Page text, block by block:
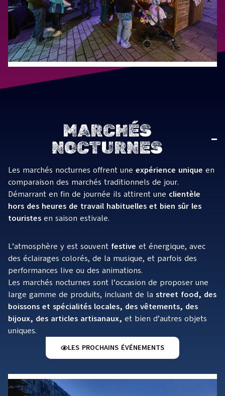
MARCHÉS
NOCTURNES
Les marchés nocturnes offrent une expérience unique en
comparaison des marchés traditionnels de jour.
Démarrant en fin de journée ils attirent une clientèle
hors des heures de travail habituelles et bien sûr les
touristes en saison estivale.
L’atmosphère y est souvent festive et énergique, avec
des éclairages colorés, de la musique, et parfois des
performances live ou des animations.
Les marchés nocturnes sont l’occasion de proposer une
large gamme de produits, incluant de la street food, des
boissons et spécialités locales, des vêtements, des
bijoux, des articles artisanaux, et bien d’autres objets
uniques.
LES PROCHAINS ÉVÉNEMENTS